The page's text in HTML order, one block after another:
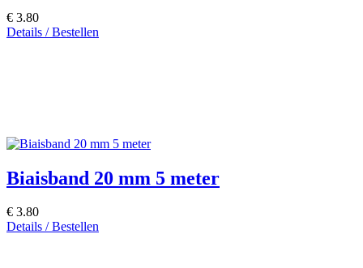
€ 3.80
Details / Bestellen
Biaisband 20 mm 5 meter
€ 3.80
Details / Bestellen